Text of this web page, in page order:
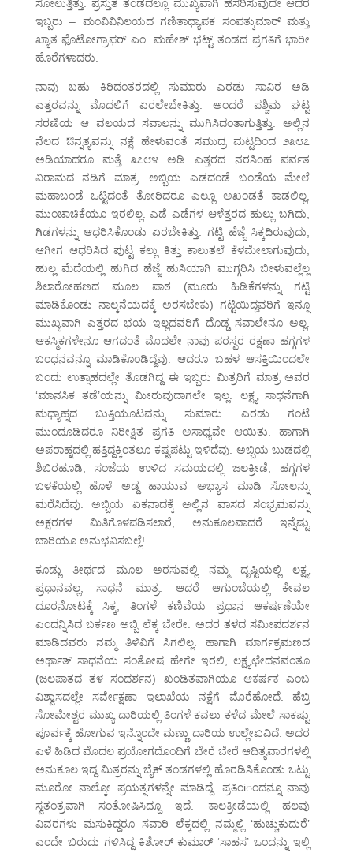
ಸೋಲುತ್ತಿತ್ತು. ಪ್ರಸ್ತುತ ತಂಡದಲ್ಲೂ ಮುಖ್ಯವಾಗಿ ಹೆಸರಿಸುವುದೇ ಆದರೆ
ಇಬ್ಬರು – ಮಂವಿವಿನಿಲಯದ ಗಣಿತಾಧ್ಯಾಪಕ ಸಂಪತ್ಕುಮಾರ್ ಮತ್ತು
ಖ್ಯಾತ ಫೊಟೋಗ್ರಾಫರ್ ಎಂ. ಮಹೇಶ್ ಭಟ್ಟ್ ತಂಡದ ಪ್ರಗತಿಗೆ ಭಾರೀ
ಹೊರೆಗಳಾದರು.
ನಾವು ಬಹು ಕಿರಿದಂತರದಲ್ಲಿ ಸುಮಾರು ಎರಡು ಸಾವಿರ ಅಡಿ
ಎತ್ತರವನ್ನು ಮೊದಲಿಗೆ ಏರಲೇಬೇಕಿತ್ತು. ಅಂದರೆ ಪಶ್ಚಿಮ ಘಟ್ಟ
ಸರಣಿಯ ಆ ವಲಯದ ಸವಾಲನ್ನು ಮುಗಿಸಿದಂತಾಗುತ್ತಿತ್ತು. ಅಲ್ಲಿನ
ನೆಲದ ಔನ್ನತ್ಯವನ್ನು ನಕ್ಷೆ ಹೇಳುವಂತೆ ಸಮುದ್ರ ಮಟ್ಟದಿಂದ ೨೩೮೭
ಅಡಿಯಾದರೂ ಮತ್ತೆ ೩೭೮೪ ಅಡಿ ಎತ್ತರದ ನರಸಿಂಹ ಪರ್ವತ
ವಿರಾಮದ ನಡಿಗೆ ಮಾತ್ರ. ಅಬ್ಬಿಯ ಎಡದಂಡೆ ಬಂಡೆಯ ಮೇಲೆ
ಮಹಾಬಂಡೆ ಒಟ್ಟಿದಂತೆ ತೋರಿದರೂ ಎಲ್ಲೂ ಅಖಂಡತೆ ಕಾಡಲಿಲ್ಲ,
ಮುಂಚಾಚಿಕೆಯೂ ಇರಲಿಲ್ಲ. ಎಡೆ ಎಡೆಗಳ ಆಳೆತ್ತರದ ಹುಲ್ಲು ಬಗಿದು,
ಗಿಡಗಳನ್ನು ಆಧರಿಸಿಕೊಂಡು ಏರಬೇಕಿತ್ತು. ಗಟ್ಟಿ ಹೆಜ್ಜೆ ಸಿಕ್ಕದಿರುವುದು,
ಆಗೀಗ ಆಧರಿಸಿದ ಪುಟ್ಟ ಕಲ್ಲು ಕಿತ್ತು ಕಾಲುತಲೆ ಕೆಳಮೇಲಾಗುವುದು,
ಹುಲ್ಲ ಮೆದೆಯಲ್ಲಿ ಹುಗಿದ ಹೆಜ್ಜೆ ಹುಸಿಯಾಗಿ ಮುಗ್ಗರಿಸಿ ಬೀಳುವಲ್ಲೆಲ್ಲ
ಶಿಲಾರೋಹಣದ ಮೂಲ ಪಾಠ (ಮೂರು ಹಿಡಿಕೆಗಳನ್ನು ಗಟ್ಟಿ
ಮಾಡಿಕೊಂಡು ನಾಲ್ಕನೆಯದಕ್ಕೆ ಅರಸಬೇಕು) ಗಟ್ಟಿಯಿದ್ದವರಿಗೆ ಇನ್ನೂ
ಮುಖ್ಯವಾಗಿ ಎತ್ತರದ ಭಯ ಇಲ್ಲದವರಿಗೆ ದೊಡ್ಡ ಸವಾಲೇನೂ ಅಲ್ಲ.
ಆಕಸ್ಮಿಕಗಳೇನೂ ಆಗದಂತೆ ಮೊದಲೇ ನಾವು ಪರಸ್ಪರ ರಕ್ಷಣಾ ಹಗ್ಗಗಳ
ಬಂಧನವನ್ನೂ ಮಾಡಿಕೊಂಡಿದ್ದೆವು. ಆದರೂ ಬಹಳ ಆಸಕ್ತಿಯಿಂದಲೇ
ಬಂದು ಉತ್ಸಾಹದಲ್ಲೇ ತೊಡಗಿದ್ದ ಈ ಇಬ್ಬರು ಮಿತ್ರರಿಗೆ ಮಾತ್ರ ಅವರ
‘ಮಾನಸಿಕ ತಡೆ’ಯನ್ನು ಮೀರುವುದಾಗಲೇ ಇಲ್ಲ. ಲಕ್ಷ್ಯ ಸಾಧನೆಗಾಗಿ
ಮಧ್ಯಾಹ್ನದ ಬುತ್ತಿಯೂಟವನ್ನು ಸುಮಾರು ಎರಡು ಗಂಟೆ
ಮುಂದೂಡಿದರೂ ನಿರೀಕ್ಷಿತ ಪ್ರಗತಿ ಅಸಾಧ್ಯವೇ ಆಯಿತು. ಹಾಗಾಗಿ
ಅಪರಾಹ್ನದಲ್ಲಿ ಹತ್ತಿದ್ದಕ್ಕಿಂತಲೂ ಕಷ್ಟಪಟ್ಟು ಇಳಿದೆವು. ಅಬ್ಬಿಯ ಬುಡದಲ್ಲಿ
ಶಿಬಿರಹೂಡಿ, ಸಂಜೆಯ ಉಳಿದ ಸಮಯದಲ್ಲಿ ಜಲಕ್ರೀಡೆ, ಹಗ್ಗಗಳ
ಬಳಕೆಯಲ್ಲಿ ಹೊಳೆ ಅಡ್ಡ ಹಾಯುವ ಅಭ್ಯಾಸ ಮಾಡಿ ಸೋಲನ್ನು
ಮರೆಸಿದೆವು. ಅಬ್ಬಿಯ ಏಕನಾದಕ್ಕೆ ಅಲ್ಲಿನ ವಾಸದ ಸಂಭ್ರಮವನ್ನು
ಅಕ್ಷರಗಳ ಮಿತಿಗೊಳಪಡಿಸಲಾರೆ, ಅನುಕೂಲವಾದರೆ ಇನ್ನೆಷ್ಟು
ಬಾರಿಯೂ ಅನುಭವಿಸಬಲ್ಲೆ!
ಕೂಡ್ಲು ತೀರ್ಥದ ಮೂಲ ಅರಸುವಲ್ಲಿ ನಮ್ಮ ದೃಷ್ಟಿಯಲ್ಲಿ ಲಕ್ಷ್ಯ
ಪ್ರಧಾನವಲ್ಲ, ಸಾಧನೆ ಮಾತ್ರ. ಆದರೆ ಆಗುಂಬೆಯಲ್ಲಿ ಕೇವಲ
ದೂರನೋಟಕ್ಕೆ ಸಿಕ್ಕ, ತಿಂಗಳೆ ಕಣಿವೆಯ ಪ್ರಧಾನ ಆಕರ್ಷಣೆಯೇ
ಎಂದನ್ನಿಸಿದ ಬರ್ಕಣ ಅಬ್ಬಿ ಲೆಕ್ಕ ಬೇರೇ. ಅದರ ತಳದ ಸಮೀಪದರ್ಶನ
ಮಾಡಿದವರು ನಮ್ಮ ತಿಳಿವಿಗೆ ಸಿಗಲಿಲ್ಲ. ಹಾಗಾಗಿ ಮಾರ್ಗಕ್ರಮಣದ
ಅರ್ಥಾತ್ ಸಾಧನೆಯ ಸಂತೋಷ ಹೇಗೇ ಇರಲಿ, ಲಕ್ಷ್ಯಛೇದನವಂತೂ
(ಜಲಪಾತದ ತಳ ಸಂದರ್ಶನ) ಖಂಡಿತವಾಗಿಯೂ ಆಕರ್ಷಕ ಎಂಬ
ವಿಶ್ವಾಸದಲ್ಲೇ ಸರ್ವೇಕ್ಷಣಾ ಇಲಾಖೆಯ ನಕ್ಷೆಗೆ ಮೊರೆಹೋದೆ. ಹೆಬ್ರಿ
ಸೋಮೇಶ್ವರ ಮುಖ್ಯ ದಾರಿಯಲ್ಲಿ ತಿಂಗಳೆ ಕವಲು ಕಳೆದ ಮೇಲೆ ಸಾಕಷ್ಟು
ಪೂರ್ವಕ್ಕೆ ಹೋಗುವ ಇನ್ನೊಂದೇ ಮಣ್ಣು ದಾರಿಯ ಉಲ್ಲೇಖವಿದೆ. ಅದರ
ಎಳೆ ಹಿಡಿದ ಮೊದಲ ಪ್ರಯೋಗದೊಂದಿಗೆ ಬೇರೆ ಬೇರೆ ಆದಿತ್ಯವಾರಗಳಲ್ಲಿ
ಅನುಕೂಲ ಇದ್ದ ಮಿತ್ರರನ್ನು ಬೈಕ್ ತಂಡಗಳಲ್ಲಿ ಹೊರಡಿಸಿಕೊಂಡು ಒಟ್ಟು
ಮೂರೋ ನಾಲ್ಕೋ ಪ್ರಯತ್ನಗಳನ್ನೇ ಮಾಡಿದ್ದೆ. ಪ್ರತಿಂiಂದನ್ನೂ ನಾವು
ಸ್ವತಂತ್ರವಾಗಿ ಸಂತೋಷಿಸಿದ್ದೂ ಇದೆ. ಕಾಲಕ್ರೀಡೆಯಲ್ಲಿ ಹಲವು
ವಿವರಗಳು ಮಸುಕಿದ್ದರೂ ಸವಾರಿ ಲೆಕ್ಕದಲ್ಲಿ ನಮ್ಮಲ್ಲಿ ‘ಹುಚ್ಚುಕುದುರೆ’
ಎಂದೇ ಬಿರುದು ಗಳಿಸಿದ್ದ ಕಿಶೋರ್ ಕುಮಾರ್ ‘ಸಾಹಸ’ ಒಂದನ್ನು ಇಲ್ಲಿ